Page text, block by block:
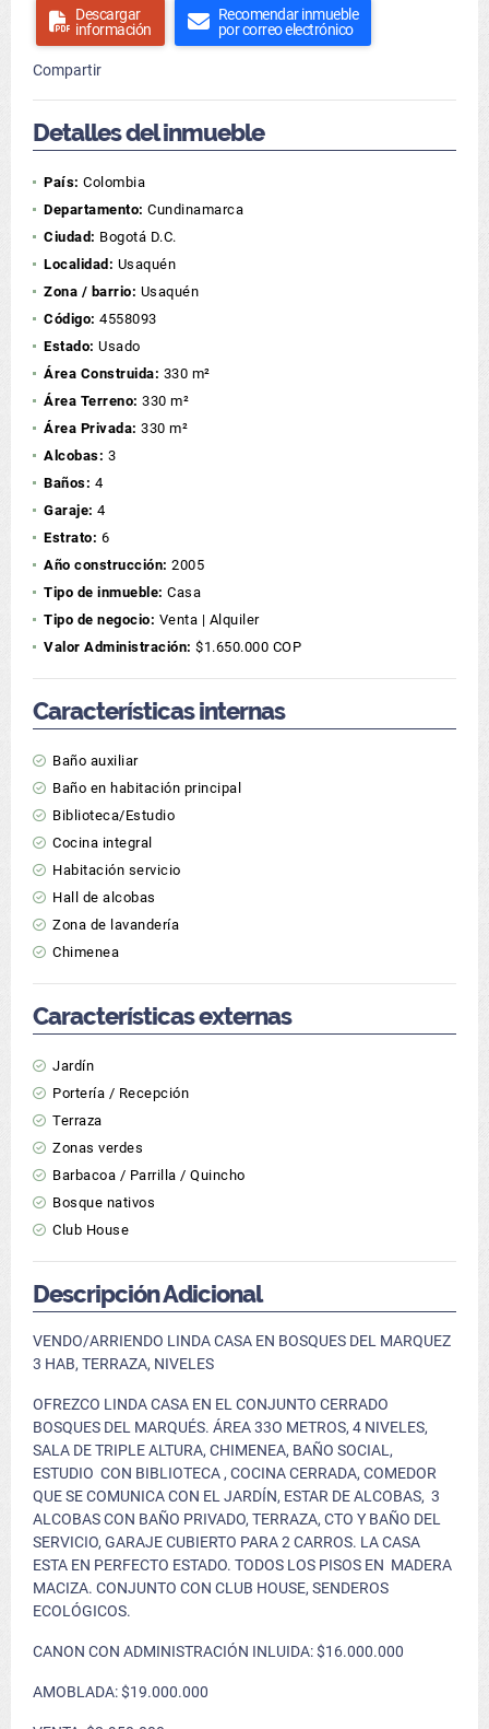
Descargar
información
Recomendar inmueble
por correo electrónico
Compartir
Detalles del inmueble
País: Colombia
Departamento: Cundinamarca
Ciudad: Bogotá D.C.
Localidad: Usaquén
Zona / barrio: Usaquén
Código: 4558093
Estado: Usado
Área Construida: 330 m²
Área Terreno: 330 m²
Área Privada: 330 m²
Alcobas: 3
Baños: 4
Garaje: 4
Estrato: 6
Año construcción: 2005
Tipo de inmueble: Casa
Tipo de negocio: Venta | Alquiler
Valor Administración: $1.650.000 COP
Características internas
Baño auxiliar
Baño en habitación principal
Biblioteca/Estudio
Cocina integral
Habitación servicio
Hall de alcobas
Zona de lavandería
Chimenea
Características externas
Jardín
Portería / Recepción
Terraza
Zonas verdes
Barbacoa / Parrilla / Quincho
Bosque nativos
Club House
Descripción Adicional
VENDO/ARRIENDO LINDA CASA EN BOSQUES DEL MARQUEZ
3 HAB, TERRAZA, NIVELES
OFREZCO LINDA CASA EN EL CONJUNTO CERRADO
BOSQUES DEL MARQUÉS. ÁREA 33O METROS, 4 NIVELES,
SALA DE TRIPLE ALTURA, CHIMENEA, BAÑO SOCIAL,
ESTUDIO CON BIBLIOTECA , COCINA CERRADA, COMEDOR
QUE SE COMUNICA CON EL JARDÍN, ESTAR DE ALCOBAS, 3
ALCOBAS CON BAÑO PRIVADO, TERRAZA, CTO Y BAÑO DEL
SERVICIO, GARAJE CUBIERTO PARA 2 CARROS. LA CASA
ESTA EN PERFECTO ESTADO. TODOS LOS PISOS EN MADERA
MACIZA. CONJUNTO CON CLUB HOUSE, SENDEROS
ECOLÓGICOS.
CANON CON ADMINISTRACIÓN INLUIDA: $16.000.000
AMOBLADA: $19.000.000